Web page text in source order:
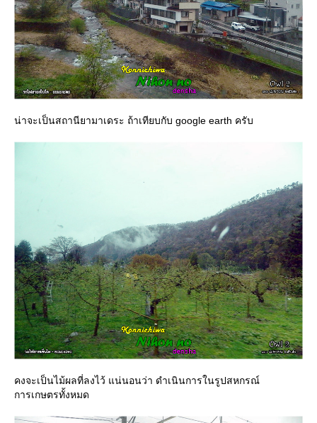
น่าจะเป็นสถานียามาเดระ ถ้าเทียบกับ google earth ครับ
คงจะเป็นไม้ผลที่ลงไว้ แน่นอนว่า ดำเนินการในรูปสหกรณ์
การเกษตรทั้งหมด